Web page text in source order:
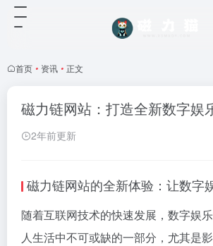
首页 • 资讯 • 正文
磁力链网站：打造全新数字娱
2年前更新
磁力链网站的全新体验：让数字
随着互联网技术的快速发展，数字娱
人生活中不可或缺的一部分，尤其是